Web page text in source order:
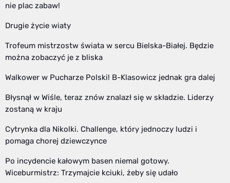
nie plac zabaw!
Drugie życie wiaty
Trofeum mistrzostw świata w sercu Bielska-Białej. Będzie
można zobaczyć je z bliska
Walkower w Pucharze Polski! B-Klasowicz jednak gra dalej
Błysnął w Wiśle, teraz znów znalazł się w składzie. Liderzy
zostaną w kraju
Cytrynka dla Nikolki. Challenge, który jednoczy ludzi i
pomaga chorej dziewczynce
Po incydencie kałowym basen niemal gotowy.
Wiceburmistrz: Trzymajcie kciuki, żeby się udało